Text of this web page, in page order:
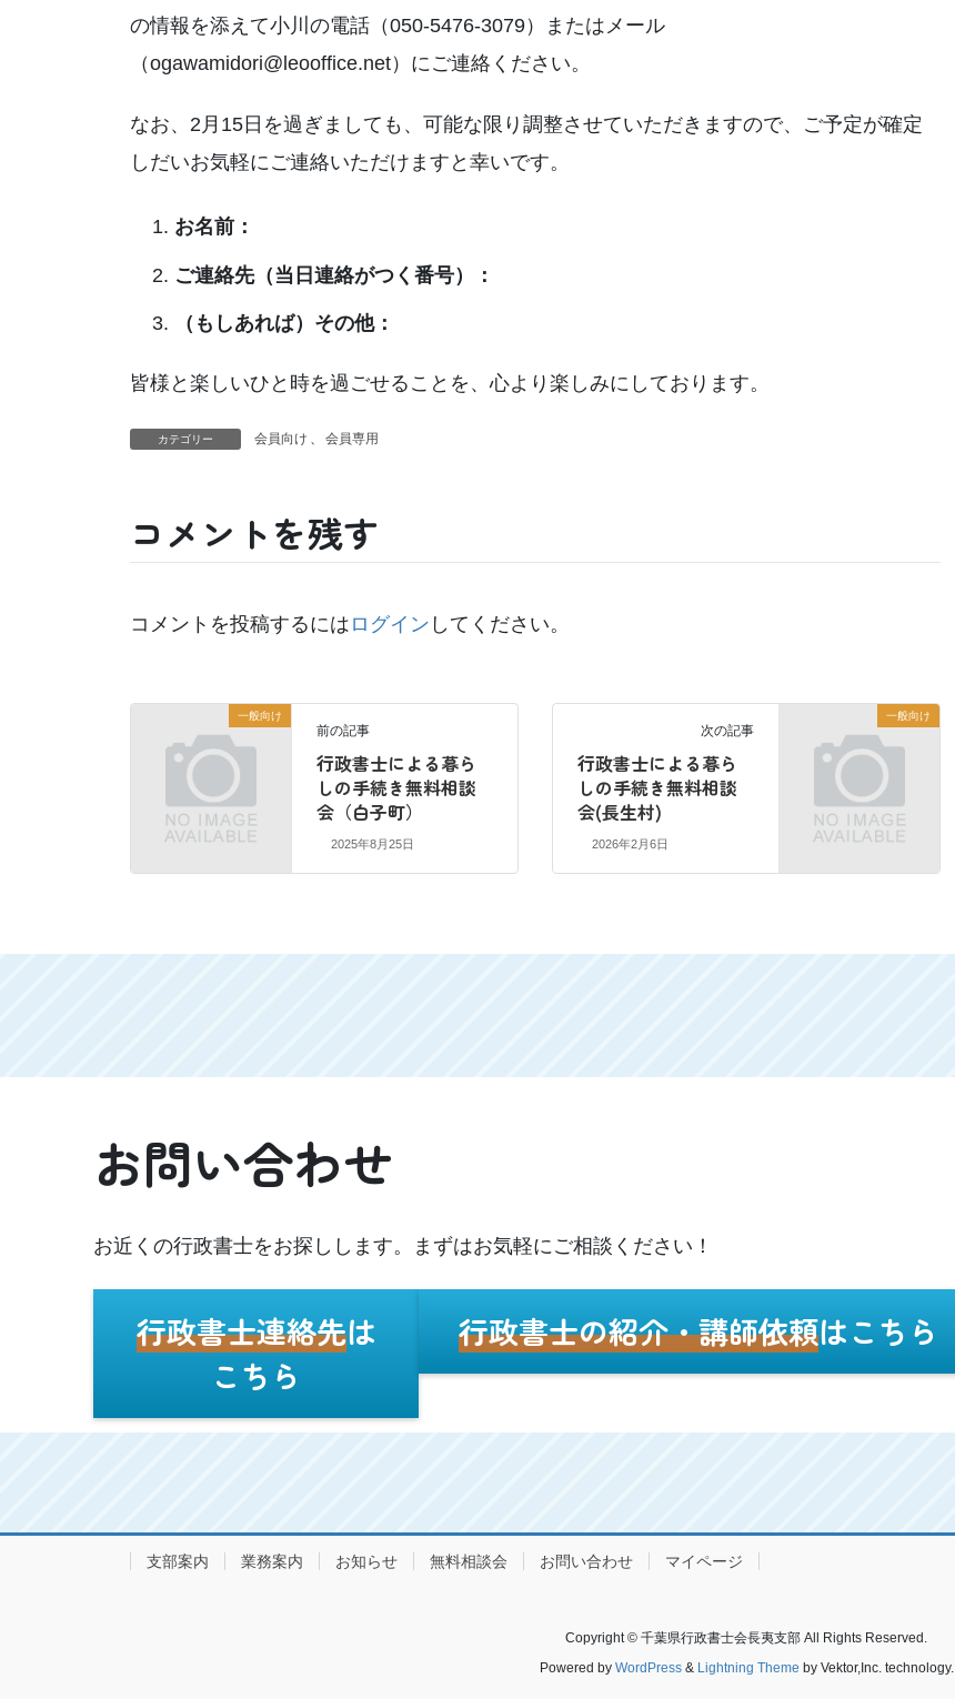
の情報を添えて小川の電話（050-5476-3079）またはメール
（ogawamidori@leooffice.net）にご連絡ください。
なお、2月15日を過ぎましても、可能な限り調整させていただきますので、ご予定が確定
しだいお気軽にご連絡いただけますと幸いです。
お名前：
ご連絡先（当日連絡がつく番号）：
（もしあれば）その他：
皆様と楽しいひと時を過ごせることを、心より楽しみにしております。
カテゴリー 会員向け 、 会員専用
コメントを残す
コメントを投稿するには ログイン してください。
一般向け
前の記事
行政書士による暮ら
しの手続き無料相談
会（白子町）
2025年8月25日
一般向け
次の記事
行政書士による暮ら
しの手続き無料相談
会(長生村)
2026年2月6日
お問い合わせ
お近くの行政書士をお探しします。まずはお気軽にご相談ください！
行政書士連絡先は
こちら
行政書士の紹介・講師依頼はこちら
支部案内 業務案内 お知らせ 無料相談会 お問い合わせ マイページ
Copyright © 千葉県行政書士会長夷支部 All Rights Reserved.
Powered by WordPress& Lightning Theme by Vektor,Inc. technology.